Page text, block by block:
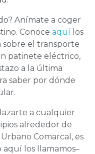
Anímate a coger
Conoce aquílos
sobre el transporte
patinete eléctrico,
a la última
saber por dónde
a cualquier
alrededor de
Comarcal, es
aquí los llamamos–